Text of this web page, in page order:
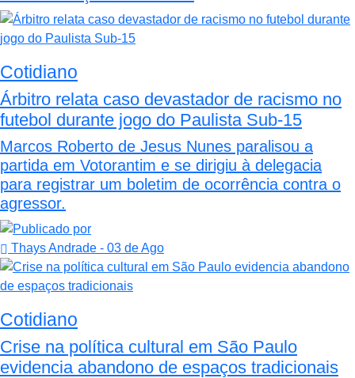
Cotidiano
Árbitro relata caso devastador de racismo no
futebol durante jogo do Paulista Sub-15
Marcos Roberto de Jesus Nunes paralisou a
partida em Votorantim e se dirigiu à delegacia
para registrar um boletim de ocorrência contra o
agressor.
Thays Andrade - 03 de Ago
Cotidiano
Crise na política cultural em São Paulo
evidencia abandono de espaços tradicionais